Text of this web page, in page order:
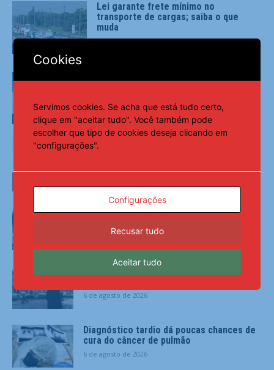
Lei garante frete mínimo no
transporte de cargas; saiba o que
muda
Política
Lei que aumenta punição a crimes digitais
6 de agosto de 2026
Mobilizações levam Milei a recuar sobre
6 de agosto de 2026
Diagnóstico tardio dá poucas chances de
cura do câncer de pulmão
6 de agosto de 2026
Cookies
Servimos cookies. Se acha que está tudo certo,
clique em "aceitar tudo". Você também pode
escolher que tipo de cookies deseja clicando em
"configurações".
Configurações
Recusar tudo
Aceitar tudo